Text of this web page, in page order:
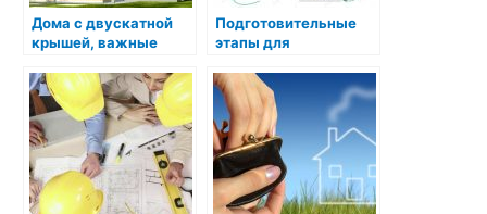
Дома с двускатной
крышей, важные
Подготовительные
этапы для